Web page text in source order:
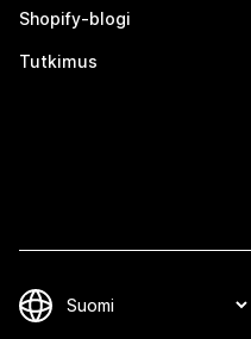
Shopify-blogi
Tutkimus